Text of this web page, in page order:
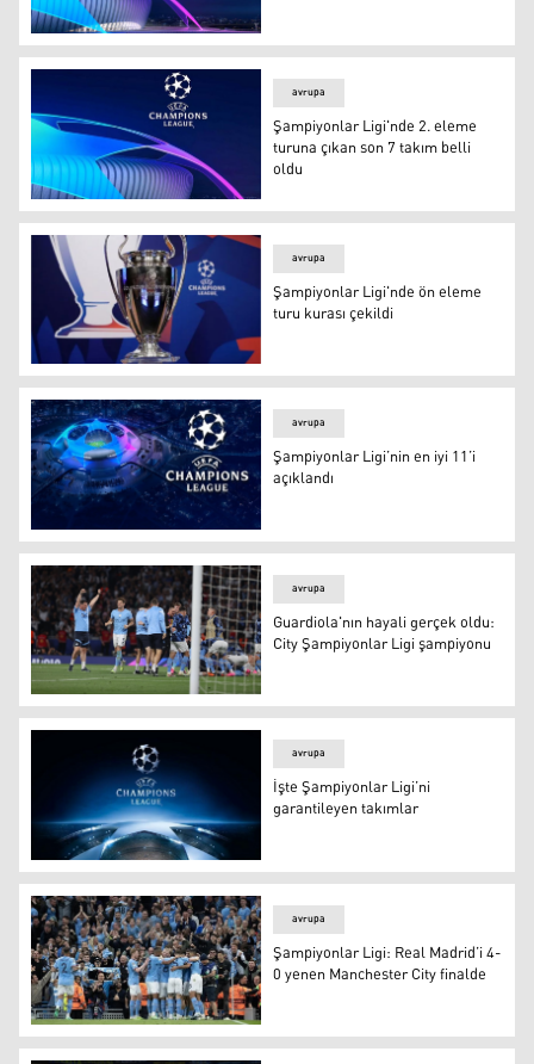
Şampiyonlar Ligi’nde 7 maç oynandı
Şampiyonlar Ligi'nde 2. eleme turuna çıkan son 7
avrupa
Şampiyonlar Ligi'nde 2. eleme
turuna çıkan son 7 takım belli
oldu
Şampiyonlar Ligi'nde ön eleme turu kurası çekildi
avrupa
Şampiyonlar Ligi'nde ön eleme
turu kurası çekildi
Şampiyonlar Ligi’nin en iyi 11’i açıklandı
avrupa
Şampiyonlar Ligi’nin en iyi 11’i
açıklandı
Guardiola'nın hayali gerçek oldu: City Şampiyonlar Ligi
avrupa
Guardiola'nın hayali gerçek oldu:
City Şampiyonlar Ligi şampiyonu
İşte Şampiyonlar Ligi’ni garantileyen takımlar
avrupa
İşte Şampiyonlar Ligi’ni
garantileyen takımlar
Şampiyonlar Ligi: Real Madrid’i 4-0 yenen Manchester
avrupa
Şampiyonlar Ligi: Real Madrid’i 4-
0 yenen Manchester City finalde